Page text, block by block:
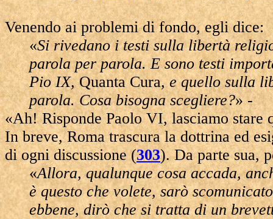
Venendo ai problemi di fondo, egli dice:
«Si rivedano i testi sulla libertà
parola per parola. E sono testi
Pio IX,Quanta Cura, e quello sulla
parola. Cosa bisogna scegliere?» -
«Ah! Risponde Paolo VI, lasciamo stare
In breve, Roma trascura la dottrina ed
di ogni discussione (303). Da parte sua,
«Allora, qualunque cosa accada,
è questo che volete, sarò
ebbene, dirò che si tratta di un